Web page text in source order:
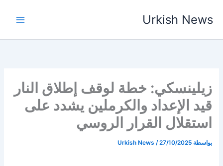
Urkish News
زيلينسكي: خطة لوقف إطلاق النار
قيد الإعداد والكرملين يشدد على
استقلال القرار الروسي
بواسطة Urkish News /27/10/2025